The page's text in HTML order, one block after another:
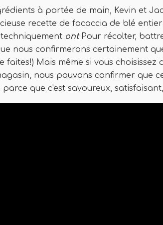
à portée de main, Kevin et
recette de focaccia de blé
ontPour récolter,
nous confirmerons certainement
faites!) Mais même si vous
nous pouvons confirmer que
que c'est savoureux,